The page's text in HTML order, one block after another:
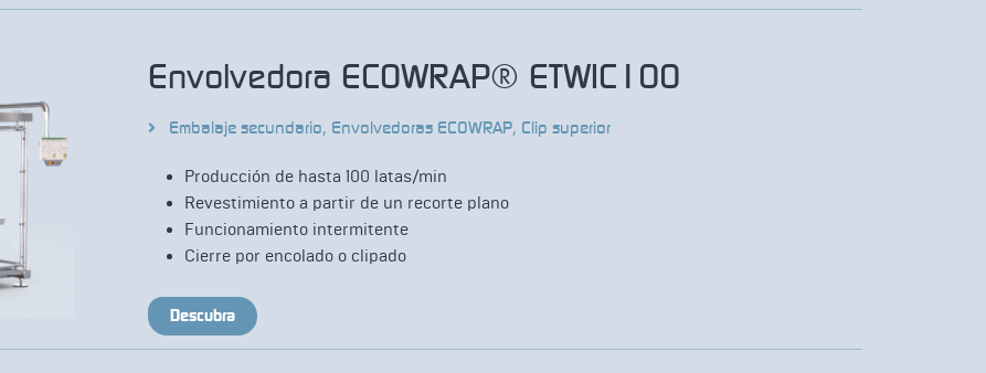
Envolvedora ECOWRAP® ETWIC100
Embalaje secundario, Envolvedoras ECOWRAP, Clip superior
Producción de hasta 100 latas/min
Revestimiento a partir de un recorte plano
Funcionamiento intermitente
Cierre por encolado o clipado
Descubra